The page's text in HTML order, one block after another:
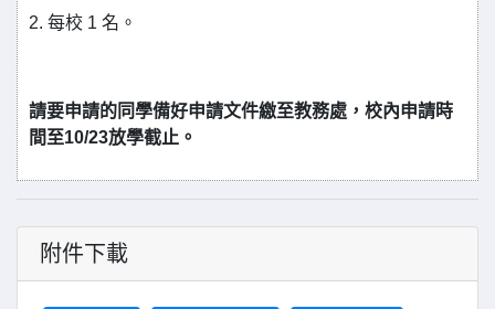
2. 每校 1 名。
請要申請的同學備好申請文件繳至教務處，校內申請時
間至10/23放學截止。
附件下載